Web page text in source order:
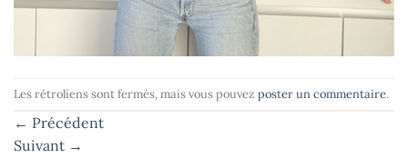
Les rétroliens sont fermés, mais vous pouvez poster un commentaire.
← Précédent
Suivant →